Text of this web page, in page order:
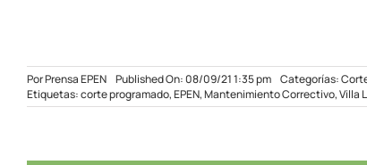
PorPrensa EPEN Published On: 08/09/21 1:35 pm Categorías:
Etiquetas:corte programado,EPEN,Mantenimiento Correctivo,Villa